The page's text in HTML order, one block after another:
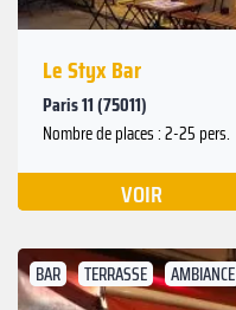
Le Styx Bar
Paris 11 (75011)
Nombre de places : 2-25 pers.
VOIR
BAR TERRASSE AMBIANCE